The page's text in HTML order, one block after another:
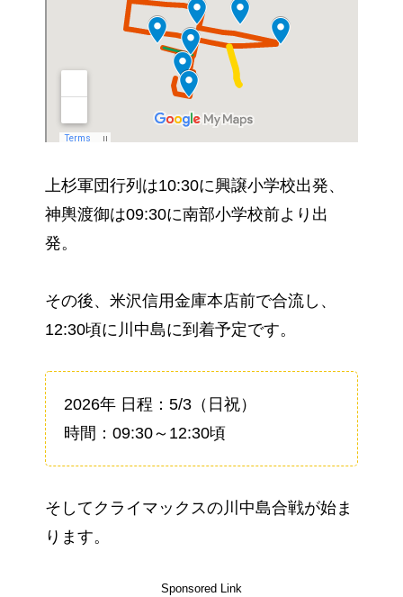
上杉軍団行列は10:30に興譲小学校出発、
神輿渡御は09:30に南部小学校前より出
発。
その後、米沢信用金庫本店前で合流し、
12:30頃に川中島に到着予定です。
2026年 日程：5/3（日祝）
時間：09:30～12:30頃
そしてクライマックスの川中島合戦が始ま
ります。
Sponsored Link